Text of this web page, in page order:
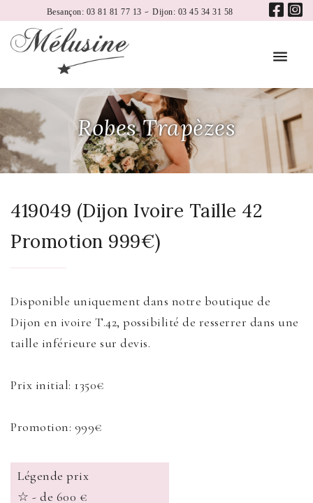
Besançon: 03 81 81 77 13 - Dijon: 03 45 34 31 58
Robes Trapèzes
419049 (Dijon Ivoire Taille 42
Promotion 999€)
Disponible uniquement dans notre boutique de
Dijon en ivoire T.42, possibilité de resserrer dans une
taille inférieure sur devis.
Prix initial: 1350€
Promotion: 999€
Légende prix
☆ - de 600 €